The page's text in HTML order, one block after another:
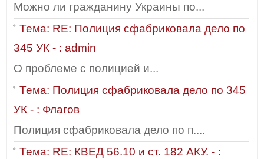
Можно ли гражданину Украины по...
Тема: RE: Полиция сфабриковала дело по
345 УК - : admin
О проблеме с полицией и...
Тема: Полиция сфабриковала дело по 345
УК - : Флагов
Полиция сфабриковала дело по п....
Тема: RE: КВЕД 56.10 и ст. 182 АКУ. - :